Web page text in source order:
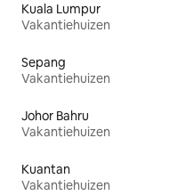
Kuala Lumpur
Vakantiehuizen
Sepang
Vakantiehuizen
Johor Bahru
Vakantiehuizen
Kuantan
Vakantiehuizen